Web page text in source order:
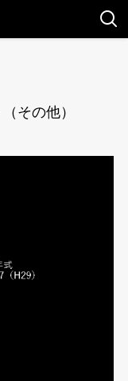
（その他）